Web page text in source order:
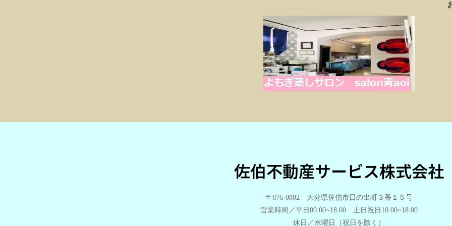
佐伯不動産サービス株式会社
〒876-0802 大分県佐伯市日の出町３番１５号
営業時間／平日09:00~18:00 土日祝日10:00~18:00
休日／水曜日（祝日を除く）